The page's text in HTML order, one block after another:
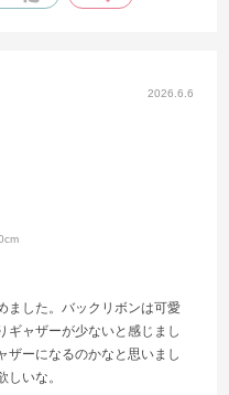
すると低身長の私でも程よい
2026.6.6
ました。バックリボンは可愛
ギャザーが少ないと感じまし
ザーになるのかなと思いまし
いな。